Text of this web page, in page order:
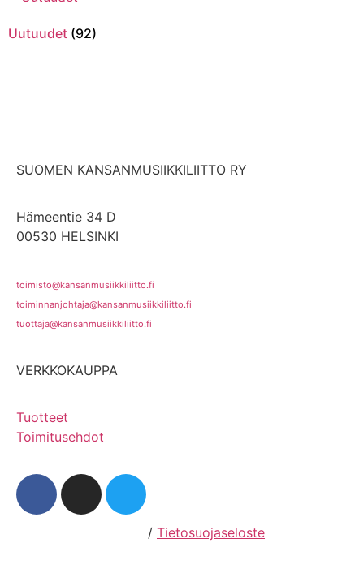
Uutuudet (92)
SUOMEN KANSANMUSIIKKILIITTO RY
Hämeentie 34 D
00530 HELSINKI
toimisto@kansanmusiikkiliitto.fi
toiminnanjohtaja@kansanmusiikkiliitto.fi
tuottaja@kansanmusiikkiliitto.fi
VERKKOKAUPPA
Tuotteet
Toimitusehdot
/ Tietosuojaseloste